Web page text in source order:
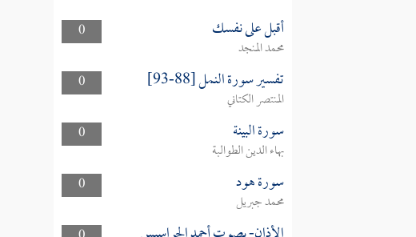
0 أقبل على نفسك
محمد المنجد
0
تفسير سورة النمل [88-93]
المنتصر الكتاني
0
سورة البينة
بهاء الدين الطوالبة
0
سورة هود
محمد جبريل